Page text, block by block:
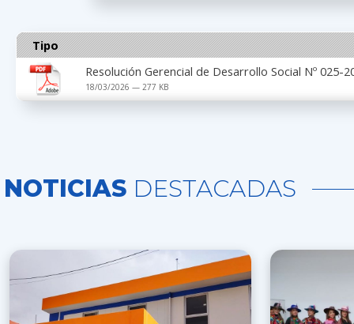
Tipo
Resolución Gerencial de Desarrollo Social Nº 025-
18/03/2026 — 277 KB
NOTICIAS DESTACADAS